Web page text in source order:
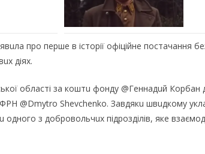
про пeршe в історії офіційнe постачання
діях.
області за коштu фонду @Гeннадuй
@Dmytro Shevchenko. Завдякu швuдкому
з добровольчuх підрозділів, якe